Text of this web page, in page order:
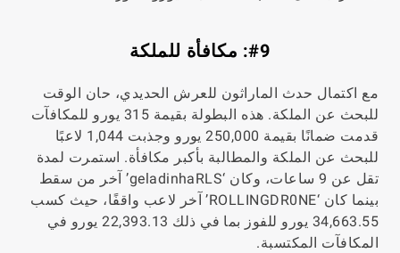
#9: مكافأة للملكة
مع اكتمال حدث الماراثون للعرش الحديدي، حان الوقت
للبحث عن الملكة. هذه البطولة بقيمة 315 يورو للمكافآت
قدمت ضمانًا بقيمة 250,000 يورو وجذبت 1,044 لاعبًا
للبحث عن الملكة والمطالبة بأكبر مكافأة. استمرت لمدة
تقل عن 9 ساعات، وكان ‘geladinhaRLS’ آخر من سقط
بينما كان ‘ROLLINGDR0NE’ آخر لاعب واقفًا، حيث كسب
34,663.55 يورو للفوز بما في ذلك 22,393.13 يورو في
المكافآت المكتسبة.